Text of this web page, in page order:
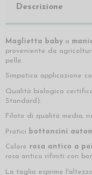
Descrizione
Maglietta baby a
proveniente da
pelle.
Simpatica applicazione
Qualità biologica
Standard).
Filato di qualità media,
Pratici bottoncini
Colore rosa antico a
rosa antico rifiniti con
La taglia esprime